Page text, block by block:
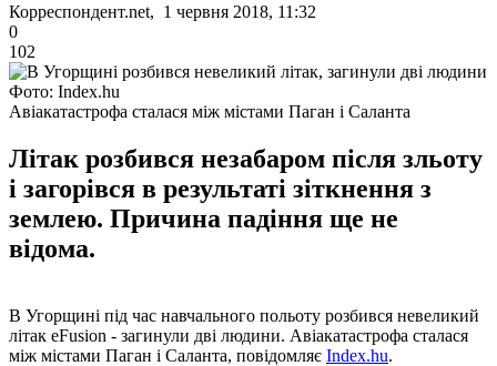
Корреспондент.net, 1 червня 2018, 11:32
0
102
Фото: Index.hu
Авіакатастрофа сталася між містами Паган і Саланта
Літак розбився незабаром після зльоту
і загорівся в результаті зіткнення з
землею. Причина падіння ще не
відома.
В Угорщині під час навчального польоту розбився невеликий
літак eFusion - загинули дві людини. Авіакатастрофа сталася
між містами Паган і Саланта, повідомляє Index.hu.